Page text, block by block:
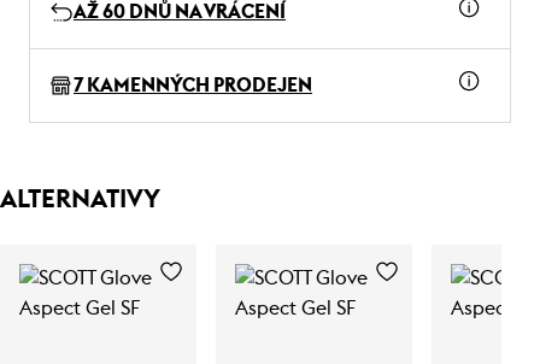
AŽ 60 DNŮ NA VRÁCENÍ
7 KAMENNÝCH PRODEJEN
ALTERNATIVY